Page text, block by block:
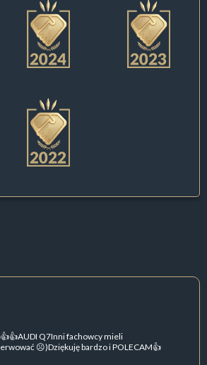
Q7Inni fachowcy mieli
☹️)Dziękuję bardzo i POLECAM👍